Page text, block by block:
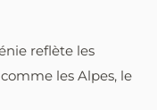
reflète les
les Alpes, le